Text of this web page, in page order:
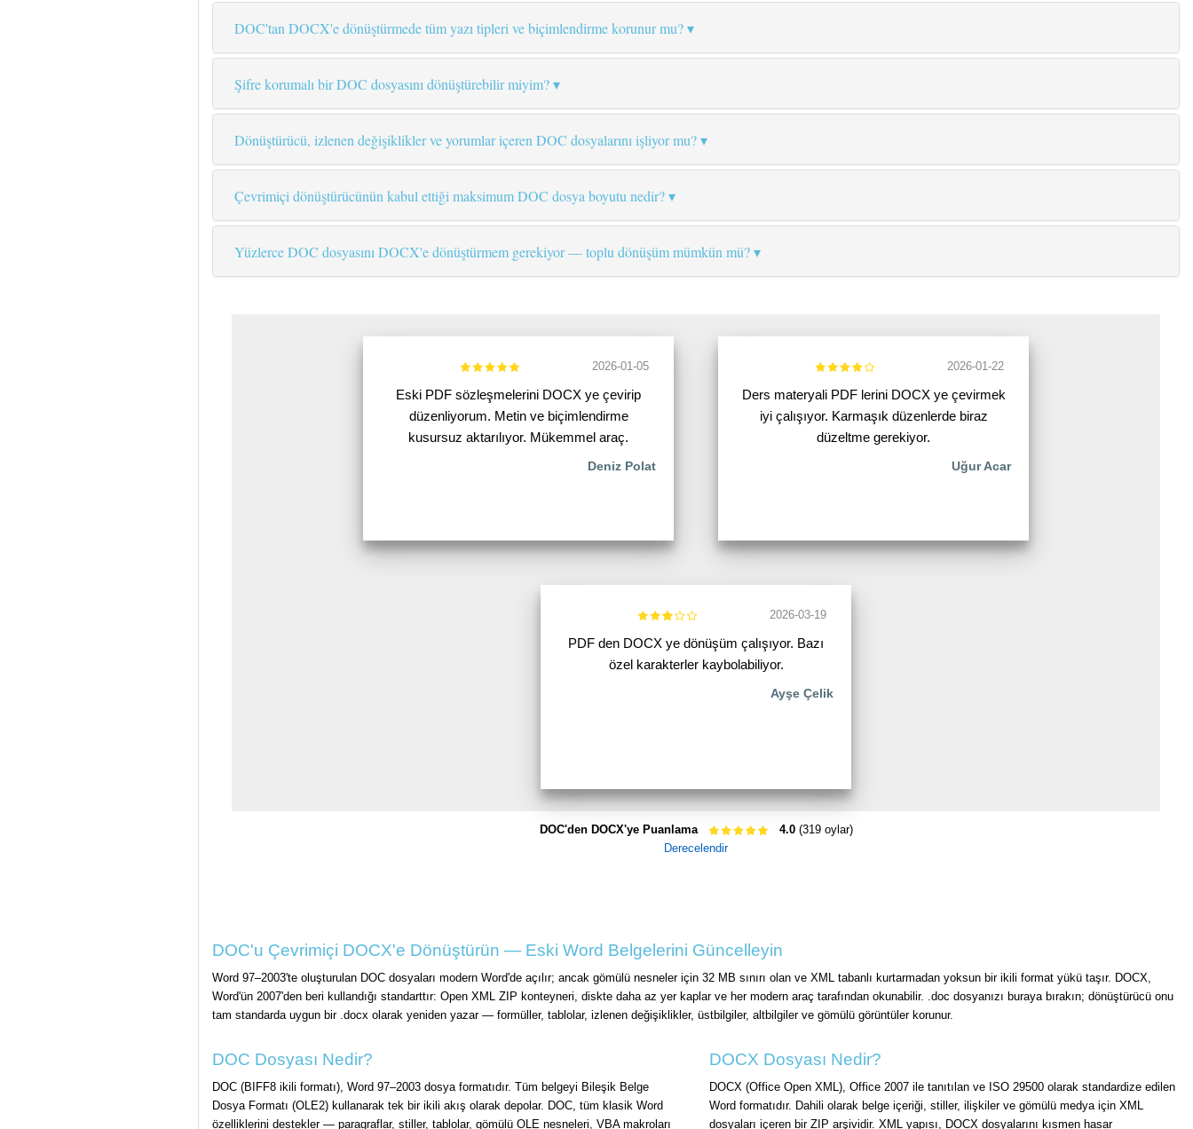
DOC'tan DOCX'e dönüştürmede tüm yazı tipleri ve biçimlendirme korunur mu?
Şifre korumalı bir DOC dosyasını dönüştürebilir miyim?
Dönüştürücü, izlenen değişiklikler ve yorumlar içeren DOC dosyalarını işliyor mu?
Çevrimiçi dönüştürücünün kabul ettiği maksimum DOC dosya boyutu nedir?
Yüzlerce DOC dosyasını DOCX'e dönüştürmem gerekiyor — toplu dönüşüm mümkün mü?
2026-01-05
Eski PDF sözleşmelerini DOCX ye çevirip
düzenliyorum. Metin ve biçimlendirme
kusursuz aktarılıyor. Mükemmel araç.
Deniz Polat
2026-01-22
Ders materyali PDF lerini DOCX ye çevirmek
iyi çalışıyor. Karmaşık düzenlerde biraz
düzeltme gerekiyor.
Uğur Acar
2026-03-19
PDF den DOCX ye dönüşüm çalışıyor. Bazı
özel karakterler kaybolabiliyor.
Ayşe Çelik
DOC'den DOCX'ye Puanlama 4.0(319 oylar)
Derecelendir
DOC'u Çevrimiçi DOCX'e Dönüştürün — Eski Word Belgelerini Güncelleyin
Word 97–2003'te oluşturulan DOC dosyaları modern Word'de açılır; ancak gömülü nesneler için 32 MB sınırı olan ve XML tabanlı kurtarmadan yoksun bir ikili format yükü taşır. DOCX,
Word'ün 2007'den beri kullandığı standarttır: Open XML ZIP konteyneri, diskte daha az yer kaplar ve her modern araç tarafından okunabilir. .doc dosyanızı buraya bırakın; dönüştürücü onu
tam standarda uygun bir .docx olarak yeniden yazar — formüller, tablolar, izlenen değişiklikler, üstbilgiler, altbilgiler ve gömülü görüntüler korunur.
DOC Dosyası Nedir?
DOC (BIFF8 ikili formatı), Word 97–2003 dosya formatıdır. Tüm belgeyi Bileşik Belge
Dosya Formatı (OLE2) kullanarak tek bir ikili akış olarak depolar. DOC, tüm klasik Word
özelliklerini destekler — paragraflar, stiller, tablolar, gömülü OLE nesneleri, VBA makroları
DOCX Dosyası Nedir?
DOCX (Office Open XML), Office 2007 ile tanıtılan ve ISO 29500 olarak standardize edilen
Word formatıdır. Dahili olarak belge içeriği, stiller, ilişkiler ve gömülü medya için XML
dosyaları içeren bir ZIP arşividir. XML yapısı, DOCX dosyalarını kısmen hasar